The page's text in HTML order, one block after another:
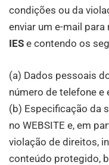
condições ou da
enviar um e-mail
IES e contendo os
(a) Dados pessoais
número de telefone e
(b) Especificação da
no WEBSITE e, em
violação de direitos,
conteúdo protegido,